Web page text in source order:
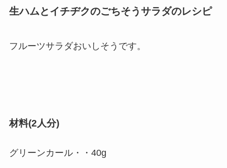
生ハムとイチヂクのごちそうサラダのレシピ
フルーツサラダおいしそうです。
材料(2人分)
グリーンカール・・40g